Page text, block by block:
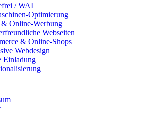
/ WAI
Optimierung
Online-Werbung
Webseiten
& Online-Shops
Webdesign
Einladung